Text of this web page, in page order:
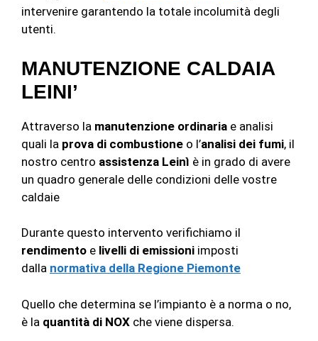
intervenire garantendo la totale incolumità degli
utenti.
MANUTENZIONE CALDAIA
LEINI’
Attraverso la manutenzione ordinaria e analisi
quali la prova di combustione o l’analisi dei fumi, il
nostro centro assistenza Leinì è in grado di avere
un quadro generale delle condizioni delle vostre
caldaie
Durante questo intervento verifichiamo il
rendimento e livelli di emissioni imposti
dalla normativa della Regione Piemonte
Quello che determina se l’impianto è a norma o no,
è la quantità di NOX che viene dispersa.